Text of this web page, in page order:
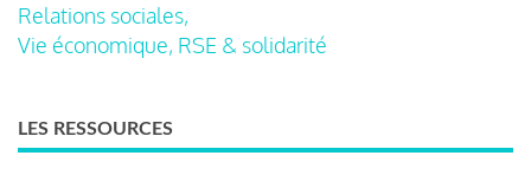
Relations sociales,
Vie économique, RSE & solidarité
LES RESSOURCES